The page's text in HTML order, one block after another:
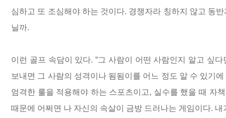
심하고 또 조심해야 하는 것이다. 경쟁자라 칭하지 않고 동
닐까.
이런 골프 속담이 있다. “그 사람이 어떤 사람인지 알고 싶
보내면 그 사람의 성격이나 됨됨이를 어느 정도 알 수 있기
엄격한 룰을 적용해야 하는 스포츠이고, 실수를 했을 때 자
때문에 어쩌면 나 자신의 속살이 금방 드러나는 게임이다.